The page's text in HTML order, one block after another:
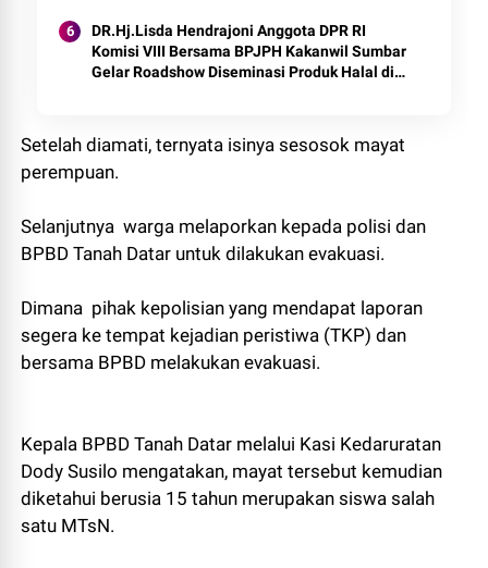
DR.Hj.Lisda Hendrajoni Anggota DPR RI
Komisi VIII Bersama BPJPH Kakanwil Sumbar
Gelar Roadshow Diseminasi Produk Halal di
Setelah diamati, ternyata isinya sesosok mayat
perempuan.
Selanjutnya warga melaporkan kepada polisi dan
BPBD Tanah Datar untuk dilakukan evakuasi.
Dimana pihak kepolisian yang mendapat laporan
segera ke tempat kejadian peristiwa (TKP) dan
bersama BPBD melakukan evakuasi.
Kepala BPBD Tanah Datar melalui Kasi Kedaruratan
Dody Susilo mengatakan, mayat tersebut kemudian
diketahui berusia 15 tahun merupakan siswa salah
satu MTsN.